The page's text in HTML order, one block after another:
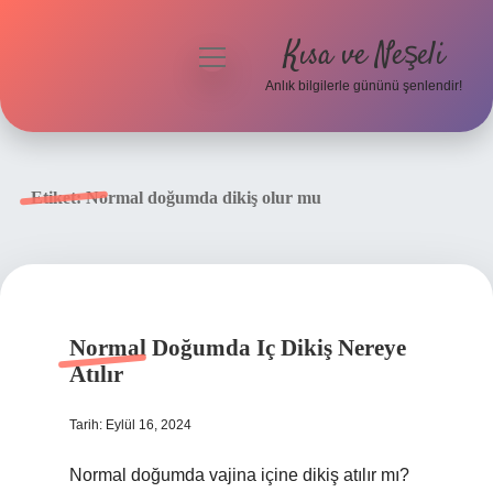
menüyü
Kısa ve Neşeli
Anlık bilgilerle gününü şenlendir!
Etiket:Normal doğumda dikiş olur mu
Normal Doğumda Iç Dikiş Nereye
Atılır
Tarih: Eylül 16, 2024
Normal doğumda vajina içine dikiş atılır mı?